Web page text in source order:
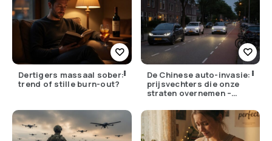
Dertigers massaal sober:
trend of stille burn-out?
De Chinese auto-invasie:
prijsvechters die onze
straten overnemen –
écht?